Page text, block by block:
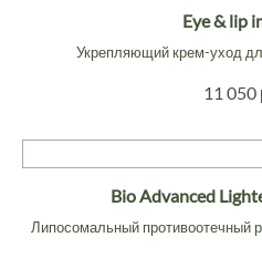
Eye & lip
Укрепляющий крем-уход
11 050
Bio Advanced
Липосомальный противоотечный